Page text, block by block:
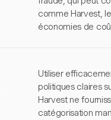
comme Harvest,
économies de
Utiliser
politiques claires
Harvest ne
catégorisation